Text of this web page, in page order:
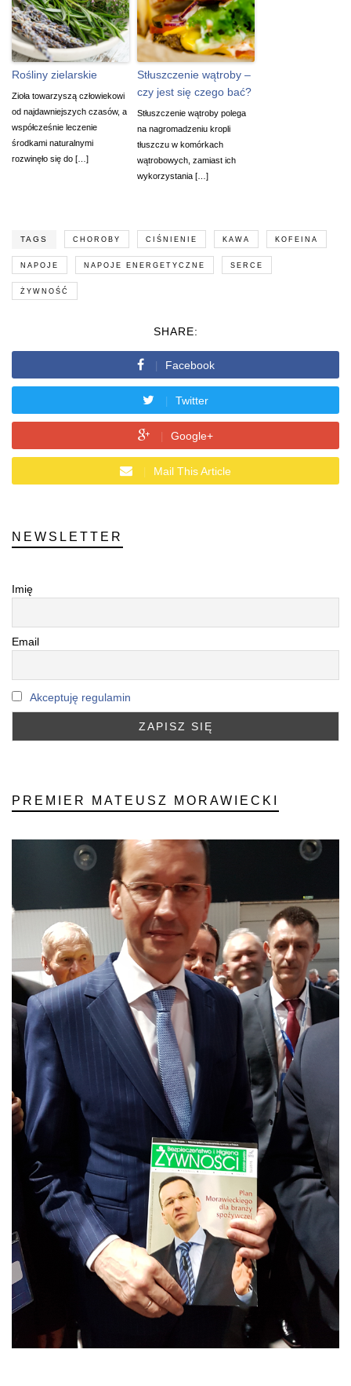
Rośliny zielarskie
Zioła towarzyszą człowiekowi
od najdawniejszych czasów, a
współcześnie leczenie
środkami naturalnymi
rozwinęło się do […]
Stłuszczenie wątroby –
czy jest się czego bać?
Stłuszczenie wątroby polega
na nagromadzeniu kropli
tłuszczu w komórkach
wątrobowych, zamiast ich
wykorzystania […]
TAGS CHOROBY CIŚNIENIE KAWA KOFEINA
NAPOJE NAPOJE ENERGETYCZNE SERCE
ŻYWNOŚĆ
SHARE:
Facebook
Twitter
Google+
Mail This Article
NEWSLETTER
Imię
Email
Akceptuję regulamin
PREMIER MATEUSZ MORAWIECKI